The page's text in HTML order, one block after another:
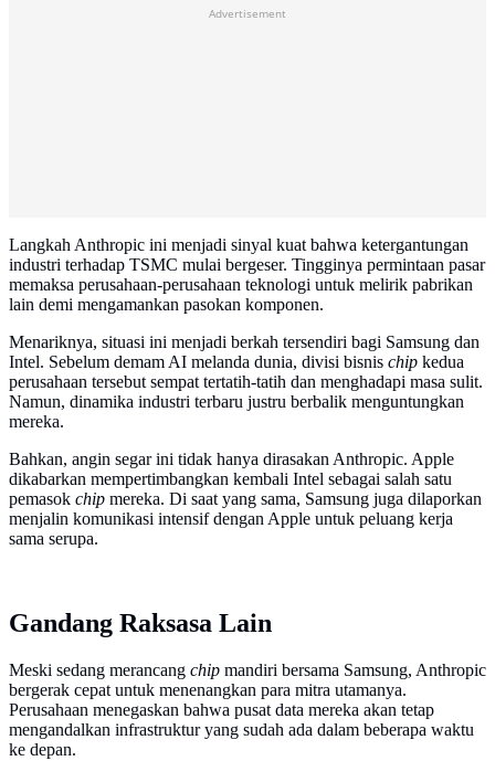
Advertisement
Langkah Anthropic ini menjadi sinyal kuat bahwa ketergantungan
industri terhadap TSMC mulai bergeser. Tingginya permintaan pasar
memaksa perusahaan-perusahaan teknologi untuk melirik pabrikan
lain demi mengamankan pasokan komponen.
Menariknya, situasi ini menjadi berkah tersendiri bagi Samsung dan
Intel. Sebelum demam AI melanda dunia, divisi bisnis chip kedua
perusahaan tersebut sempat tertatih-tatih dan menghadapi masa sulit.
Namun, dinamika industri terbaru justru berbalik menguntungkan
mereka.
Bahkan, angin segar ini tidak hanya dirasakan Anthropic. Apple
dikabarkan mempertimbangkan kembali Intel sebagai salah satu
pemasok chip mereka. Di saat yang sama, Samsung juga dilaporkan
menjalin komunikasi intensif dengan Apple untuk peluang kerja
sama serupa.
Gandang Raksasa Lain
Meski sedang merancang chip mandiri bersama Samsung, Anthropic
bergerak cepat untuk menenangkan para mitra utamanya.
Perusahaan menegaskan bahwa pusat data mereka akan tetap
mengandalkan infrastruktur yang sudah ada dalam beberapa waktu
ke depan.